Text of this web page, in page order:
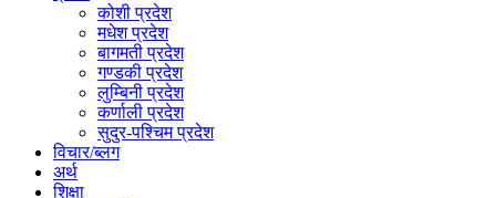
कोशी प्रदेश
मधेश प्रदेश
बागमती प्रदेश
गण्डकी प्रदेश
लुम्बिनी प्रदेश
कर्णाली प्रदेश
सुदुर-पश्चिम प्रदेश
विचार/ब्लग
अर्थ
शिक्षा